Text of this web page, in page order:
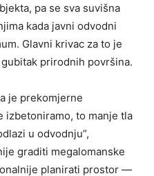
pa se sva suvišna
kada javni odvodni
Glavni krivac za to je
prirodnih površina.
je prekomjerne
izbetoniramo, to manje tla
u odvodnju”,
graditi megalomanske
planirati prostor —